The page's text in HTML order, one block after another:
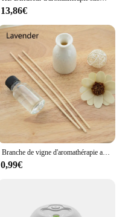
13,86€
Branche de vigne d'aromathérapie avec parfum, ensembles de diffuseurs de roseau WUNICEF, bouteille en verre, air frais, décor de chambre à coucher, bureau d'accueil
0,99€